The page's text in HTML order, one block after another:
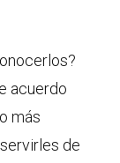
acuerdo
más
de